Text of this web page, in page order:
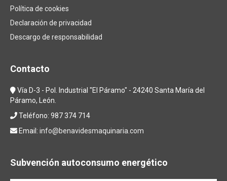
Política de cookies
Declaración de privacidad
Descargo de responsabilidad
Contacto
Vía D-3 - Pol. Industrial "El Páramo" - 24240 Santa María del
Páramo, León.
Teléfono: 987 374 714
Email: info@benavidesmaquinaria.com
Subvención autoconsumo energético